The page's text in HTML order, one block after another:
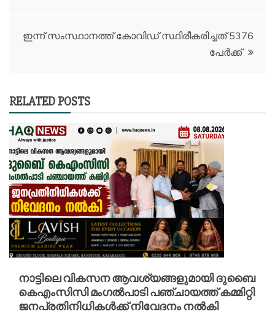
ഇന്ന് സംസ്ഥാനത്ത് കോവിഡ് സ്ഥിരീകരിച്ചത് 5376
പേർക്ക്
RELATED POSTS
നാട്ടിലെ വികസന ആവശ്യങ്ങളുമായി ദുബൈ
കെഎംസിസി മംഗൽപാടി പഞ്ചായത്ത് കമ്മിറ്റി
ജനപ്രതിനിധികൾക്ക് നിവേദനം നൽകി